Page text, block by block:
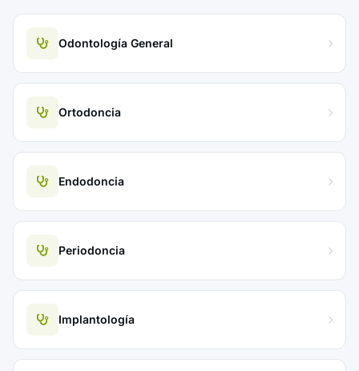
Odontología General
Ortodoncia
Endodoncia
Periodoncia
Implantología